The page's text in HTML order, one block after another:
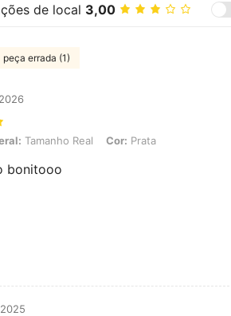
de local 3,00
peça errada (1)
Tamanho Real, Cor: Prata
Tamanho Real Cor: Prata
bonitooo